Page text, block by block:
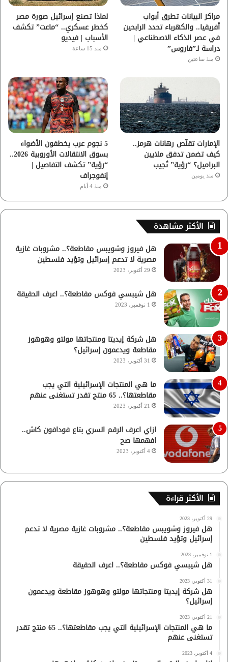
ا
م
مراكز البيانات تطرق أبواب
أفريقيا.. والكهرباء تحدد الرابحين
في عصر الذكاء الاصطناعي |
دراسة لـ”فاروس”
منذ ساعتين
لماذا تصنع إسرائيل صورة مصر
كخطر عسكري.. “ماعت” تكشف
الأسباب | فيديو
منذ 15 ساعة
الإمارات تقلّص رهانات هرمز..
كيف تضمن تدفق ملايين
البراميل؟ “رؤية” تُجيب
منذ يومين
5 نجوم عرب يخطفون الأضواء
بسوق الانتقالات الأوروبية 2026..
“رؤية” تكشف التفاصيل |
إنفوجراف
منذ 4 أيام
الأكثر مشاهدة
هل فيروز وشويبس مقاطعة؟.. مشروبات غازية
مصرية لا تدعم إسرائيل وتؤيد فلسطين
29 أكتوبر، 2023
هل شيبسي فوكس مقاطعة؟.. اعرف الحقيقة
1 نوفمبر، 2023
هل شركة إيديتا ومنتجاتها مولتو وهوهوز
مقاطعة ويدعمون إسرائيل؟
31 أكتوبر، 2023
ما هي المنتجات الإسرائيلية التي يجب
مقاطعتها؟.. 65 منتج تقدر تستغنى عنهم
21 أكتوبر، 2023
ازاي اعرف الرقم السري بتاع فودافون كاش..
افهمها صح
4 أكتوبر، 2023
الأكثر قراءة
29 أكتوبر، 2023
هل فيروز وشويبس مقاطعة؟.. مشروبات غازية مصرية لا تدعم
إسرائيل وتؤيد فلسطين
1 نوفمبر، 2023
هل شيبسي فوكس مقاطعة؟.. اعرف الحقيقة
31 أكتوبر، 2023
هل شركة إيديتا ومنتجاتها مولتو وهوهوز مقاطعة ويدعمون
إسرائيل؟
21 أكتوبر، 2023
ما هي المنتجات الإسرائيلية التي يجب مقاطعتها؟.. 65 منتج تقدر
تستغنى عنهم
4 أكتوبر، 2023